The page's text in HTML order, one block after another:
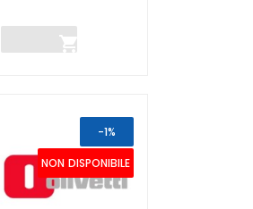

NON DISPONIBILE
-1%